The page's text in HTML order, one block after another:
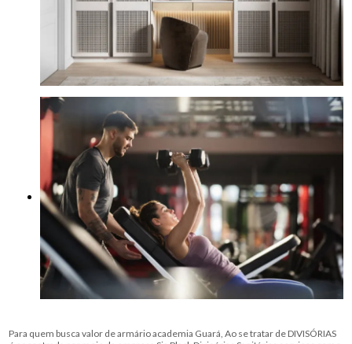
Para quem busca valor de armário academia Guará, Ao se tratar de DIVISÓRIAS